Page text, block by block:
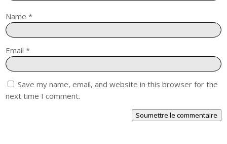
Name*
Email*
Save my name, email, and website in this browser for the
next time I comment.
Soumettre le commentaire